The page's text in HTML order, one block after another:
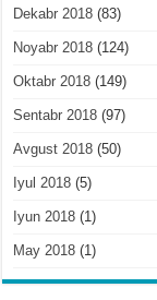
Dekabr 2018 (83)
Noyabr 2018 (124)
Oktabr 2018 (149)
Sentabr 2018 (97)
Avgust 2018 (50)
Iyul 2018 (5)
Iyun 2018 (1)
May 2018 (1)